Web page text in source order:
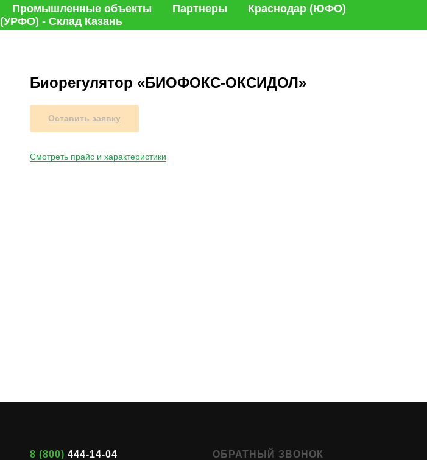
Промышленные объекты Партнеры
Краснодар (ЮФО)
- Склад Казань
Биорегулятор «БИОФОКС-ОКСИДОЛ»
Оставить заявку
Смотреть прайс и характеристики
8 (800) 444-14-04 ОБРАТНЫЙ ЗВОНОК